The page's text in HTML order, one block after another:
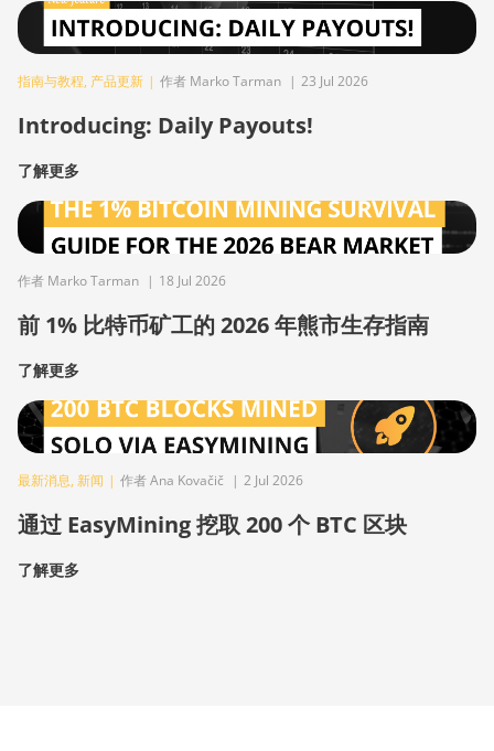
指南与教程, 产品更新 | 作者 Marko Tarman | 23 Jul 2026
Introducing: Daily Payouts!
了解更多
作者 Marko Tarman | 18 Jul 2026
前 1% 比特币矿工的 2026 年熊市生存指南
了解更多
最新消息, 新闻 | 作者 Ana Kovačič | 2 Jul 2026
通过 EasyMining 挖取 200 个 BTC 区块
了解更多